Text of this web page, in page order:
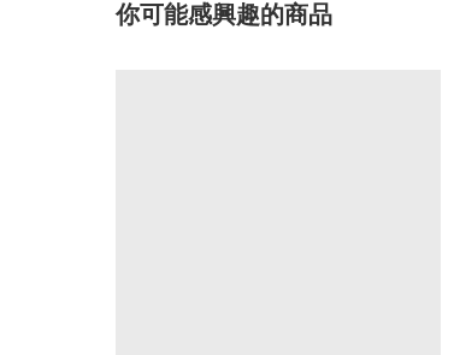
你可能感興趣的商品